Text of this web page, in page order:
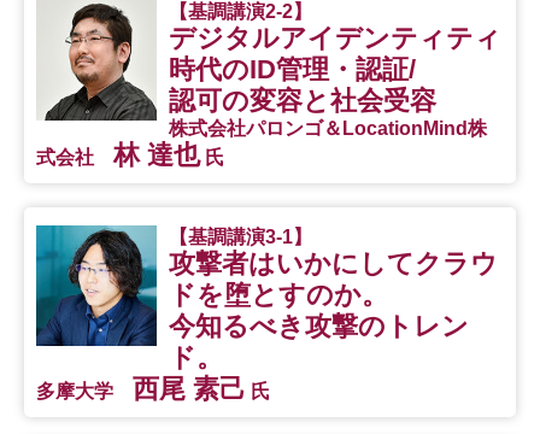
【基調講演2-2】
デジタルアイデンティティ
時代のID管理・認証/
認可の変容と社会受容
株式会社パロンゴ＆LocationMind株
式会社林 達也氏
【基調講演3-1】
攻撃者はいかにしてクラウ
ドを堕とすのか。
今知るべき攻撃のトレン
ド。
多摩大学 西尾 素己 氏